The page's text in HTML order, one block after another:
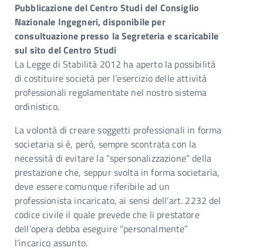
Pubblicazione del Centro Studi del Consiglio
Nazionale Ingegneri, disponibile per
consultuazione presso la Segreteria e scaricabile
sul sito del Centro Studi
La Legge di Stabilità 2012 ha aperto la possibilità
di costituire società per l’esercizio delle attività
professionali regolamentate nel nostro sistema
ordinistico.
La volontà di creare soggetti professionali in forma
societaria si è, però, sempre scontrata con la
necessità di evitare la “spersonalizzazione” della
prestazione che, seppur svolta in forma societaria,
deve essere comunque riferibile ad un
professionista incaricato, ai sensi dell’art. 2232 del
codice civile il quale prevede che li prestatore
dell’opera debba eseguire “personalmente”
l’incarico assunto.